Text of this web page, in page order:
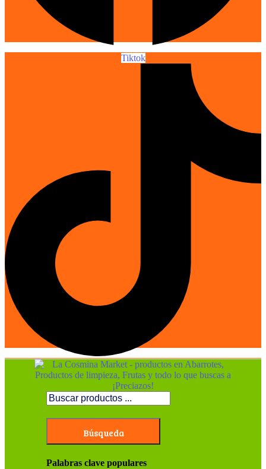
Tiktok
Búsqueda
Palabras clave populares